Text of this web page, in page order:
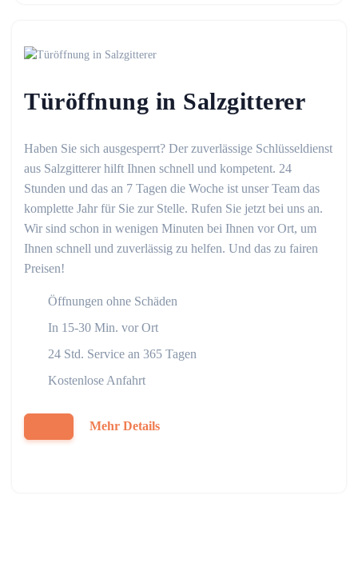
Türöffnung in Salzgitterer
Haben Sie sich ausgesperrt? Der zuverlässige Schlüsseldienst
aus Salzgitterer hilft Ihnen schnell und kompetent. 24
Stunden und das an 7 Tagen die Woche ist unser Team das
komplette Jahr für Sie zur Stelle. Rufen Sie jetzt bei uns an.
Wir sind schon in wenigen Minuten bei Ihnen vor Ort, um
Ihnen schnell und zuverlässig zu helfen. Und das zu fairen
Preisen!
Öffnungen ohne Schäden
In 15-30 Min. vor Ort
24 Std. Service an 365 Tagen
Kostenlose Anfahrt
Mehr Details